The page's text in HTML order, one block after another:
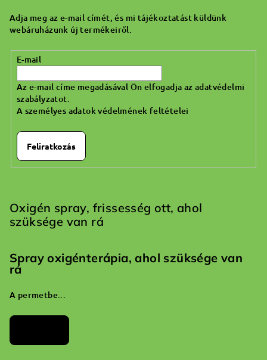
Adja meg az e-mail címét, és mi tájékoztatást küldünk
webáruházunk új termékeiről.
E-mail
Az e-mail címe megadásával Ön elfogadja az adatvédelmi
szabályzatot.
A személyes adatok védelmének feltételei
Feliratkozás
Oxigén spray, frissesség ott, ahol
szüksége van rá
Spray oxigénterápia, ahol szüksége van
rá
A permetbe...